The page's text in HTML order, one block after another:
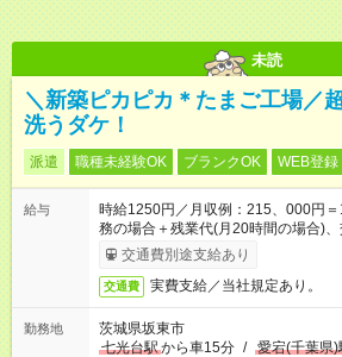
未読
＼新築ピカピカ＊たまご工場／
洗うダケ！
派遣 職種未経験OK ブランクOK WEB登
給与
時給1250円／月収例：215、000円
務の場合＋残業代(月20時間の場合)
交通費別途支給あり
交通費 実費支給／当社規定あり。
勤務地
茨城県坂東市
七光台駅から車15分 / 愛宕(千葉県)